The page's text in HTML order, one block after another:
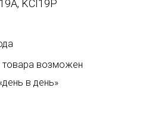
KCI19P
товара возможен
в день»